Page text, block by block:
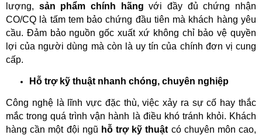
lượng, sản phẩm chính hãng với đầy đủ chứng nhận
CO/CQ là tấm tem bảo chứng đầu tiên mà khách hàng yêu
cầu. Đảm bảo nguồn gốc xuất xứ không chỉ bảo vệ quyền
lợi của người dùng mà còn là uy tín của chính đơn vị cung
cấp.
Hỗ trợ kỹ thuật nhanh chóng, chuyên nghiệp
Công nghệ là lĩnh vực đặc thù, việc xảy ra sự cố hay thắc
mắc trong quá trình vận hành là điều khó tránh khỏi. Khách
hàng cần một đội ngũ hỗ trợ kỹ thuật có chuyên môn cao,